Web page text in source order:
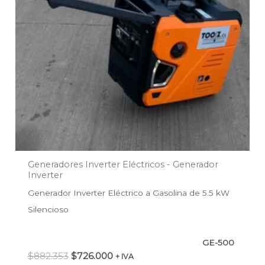
Generadores Inverter Eléctricos - Generador
Inverter
Generador Inverter Eléctrico a Gasolina de 5.5 kW
Silencioso
GE-500
$882.353 $726.000 + IVA